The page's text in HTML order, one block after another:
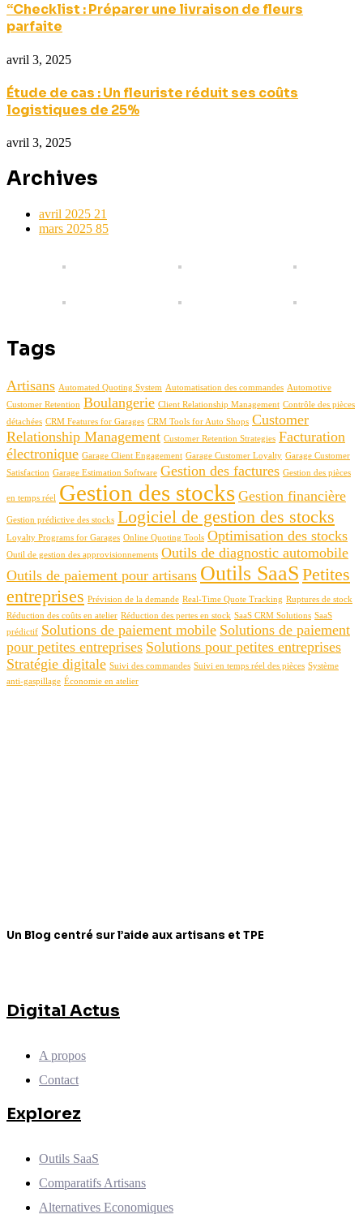
“Checklist : Préparer une livraison de fleurs
parfaite
avril 3, 2025
Étude de cas : Un fleuriste réduit ses coûts
logistiques de 25%
avril 3, 2025
Archives
avril 2025 21
mars 2025 85
Tags
Artisans Automated Quoting System Automatisation des commandes Automotive
Customer Retention Boulangerie Client Relationship Management Contrôle des pièces
détachées CRM Features for Garages CRM Tools for Auto Shops Customer
Relationship Management Customer Retention Strategies Facturation
électronique Garage Client Engagement Garage Customer Loyalty Garage Customer
Satisfaction Garage Estimation Software Gestion des factures Gestion des pièces
en temps réel Gestion des stocks Gestion financière
Gestion prédictive des stocks Logiciel de gestion des stocks
Loyalty Programs for Garages Online Quoting Tools Optimisation des stocks
Outil de gestion des approvisionnements Outils de diagnostic automobile
Outils de paiement pour artisans Outils SaaS Petites
entreprises Prévision de la demande Real-Time Quote Tracking Ruptures de stock
Réduction des coûts en atelier Réduction des pertes en stock SaaS CRM Solutions SaaS
prédictif Solutions de paiement mobile Solutions de paiement
pour petites entreprises Solutions pour petites entreprises
Stratégie digitale Suivi des commandes Suivi en temps réel des pièces Système
anti-gaspillage Économie en atelier
Un Blog centré sur l’aide aux artisans et TPE
Digital Actus
A propos
Contact
Explorez
Outils SaaS
Comparatifs Artisans
Alternatives Economiques